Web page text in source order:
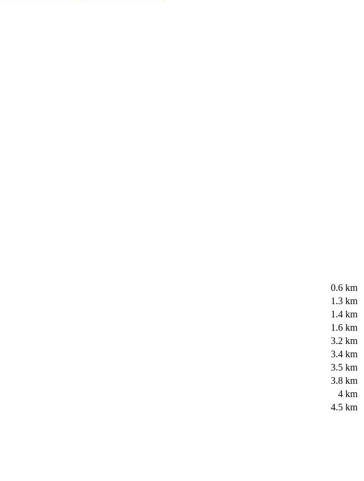
0.6 km
1.3 km
1.4 km
1.6 km
3.2 km
3.4 km
3.5 km
3.8 km
4 km
4.5 km